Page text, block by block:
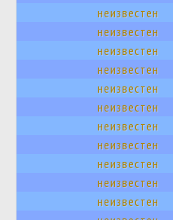
неизвестен
неизвестен
неизвестен
неизвестен
неизвестен
неизвестен
неизвестен
неизвестен
неизвестен
неизвестен
неизвестен